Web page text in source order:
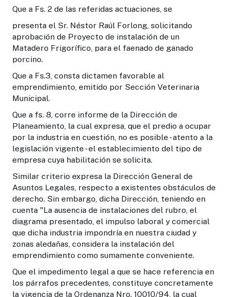
Que a Fs. 2 de las referidas actuaciones, se
presenta el Sr. Néstor Raúl Forlong, solicitando
aprobación de Proyecto de instalación de un
Matadero Frigorífico, para el faenado de ganado
porcino.
Que a Fs.3, consta dictamen favorable al
emprendimiento, emitido por Sección Veterinaria
Municipal.
Que a fs. 8, corre informe de la Dirección de
Planeamiento, la cual expresa, que el predio a ocupar
por la industria en cuestión, no es posible - atento a la
legislación vigente - el establecimiento del tipo de
empresa cuya habilitación se solicita.
Similar criterio expresa la Dirección General de
Asuntos Legales, respecto a existentes obstáculos de
derecho. Sin embargo, dicha Dirección, teniendo en
cuenta "La ausencia de instalaciones del rubro, el
diagrama presentado, el impulso laboral y comercial
que dicha industria impondría en nuestra ciudad y
zonas aledañas, considera la instalación del
emprendimiento como sumamente conveniente.
Que el impedimento legal a que se hace referencia en
los párrafos precedentes, constituye concretamente
la vigencia de la Ordenanza Nro. 10010/94, la cual